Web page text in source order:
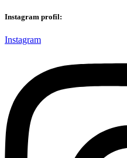
Instagram profil:
Instagram